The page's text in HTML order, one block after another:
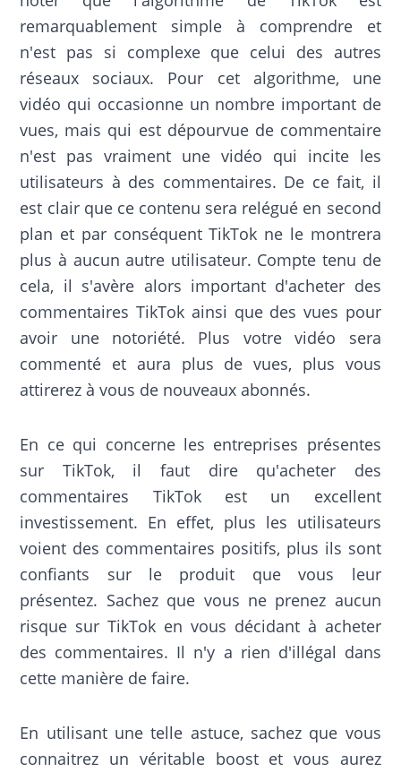
remarquablement simple à comprendre et
n'est pas si complexe que celui des autres
réseaux sociaux. Pour cet algorithme, une
vidéo qui occasionne un nombre important de
vues, mais qui est dépourvue de commentaire
n'est pas vraiment une vidéo qui incite les
utilisateurs à des commentaires. De ce fait, il
est clair que ce contenu sera relégué en second
plan et par conséquent TikTok ne le montrera
plus à aucun autre utilisateur. Compte tenu de
cela, il s'avère alors important d'acheter des
commentaires TikTok ainsi que des vues pour
avoir une notoriété. Plus votre vidéo sera
commenté et aura plus de vues, plus vous
attirerez à vous de nouveaux abonnés.
En ce qui concerne les entreprises présentes
sur TikTok, il faut dire qu'acheter des
commentaires TikTok est un excellent
investissement. En effet, plus les utilisateurs
voient des commentaires positifs, plus ils sont
confiants sur le produit que vous leur
présentez. Sachez que vous ne prenez aucun
risque sur TikTok en vous décidant à acheter
des commentaires. Il n'y a rien d'illégal dans
cette manière de faire.
En utilisant une telle astuce, sachez que vous
connaitrez un véritable boost et vous aurez